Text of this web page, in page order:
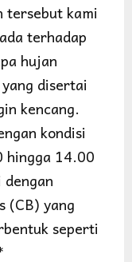
tersebut kami
terhadap
hujan
disertai
kencang.
kondisi
hingga 14.00
(CB) yang
seperti